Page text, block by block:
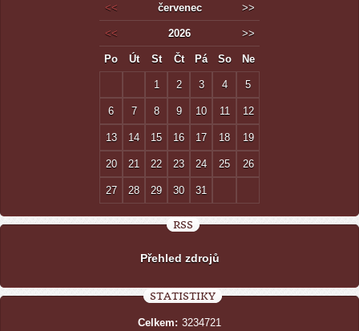
<< červenec >>
<< 2026 >>
Po Út St Čt Pá So Ne
1 2 3 4 5
6 7 8 9 10 11 12
13 14 15 16 17 18 19
20 21 22 23 24 25 26
27 28 29 30 31
RSS
Přehled zdrojů
STATISTIKY
Celkem: 3234721